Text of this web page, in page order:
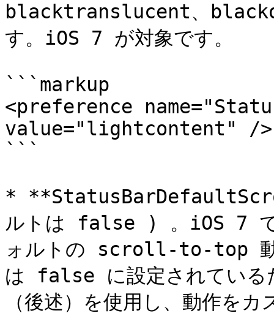
blacktranslucent、
す。iOS 7 が対象です。
```markup
<preference
value="lightcontent" />
```
*
ルトは false ) 。iOS 7 で
ォルトの scroll-to-top 動
は false に設定されてい
（後述）を使用し、動作を